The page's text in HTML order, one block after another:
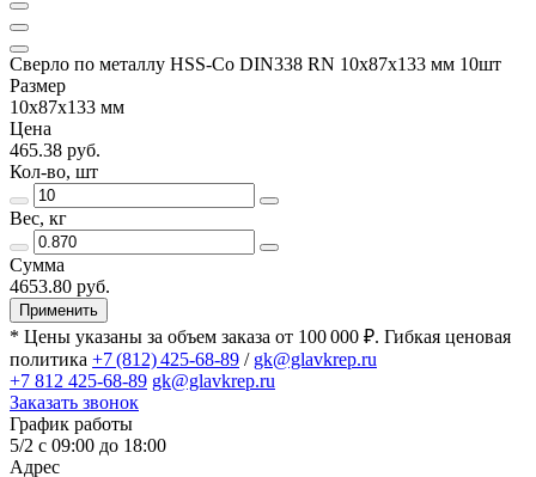
Сверло по металлу HSS-Co DIN338 RN 10х87х133 мм 10шт
Размер
10х87х133 мм
Цена
465.38 руб.
Кол-во, шт
Вес, кг
Сумма
4653.80 руб.
Применить
* Цены указаны за объем заказа от 100 000 ₽. Гибкая ценовая
политика +7 (812) 425-68-89 / gk@glavkrep.ru
+7 812 425-68-89 gk@glavkrep.ru
Заказать звонок
График работы
5/2 с 09:00 до 18:00
Адрес